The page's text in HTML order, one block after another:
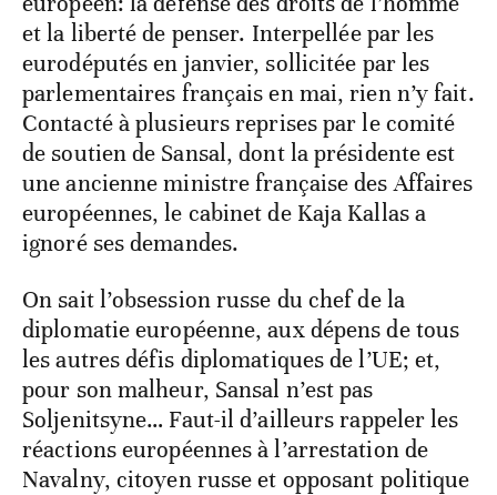
et la liberté de penser. Interpellée par les
eurodéputés en janvier, sollicitée par les
parlementaires français en mai, rien n’y fait.
Contacté à plusieurs reprises par le comité
de soutien de Sansal, dont la présidente est
une ancienne ministre française des Affaires
européennes, le cabinet de Kaja Kallas a
ignoré ses demandes.
On sait l’obsession russe du chef de la
diplomatie européenne, aux dépens de tous
les autres défis diplomatiques de l’UE; et,
pour son malheur, Sansal n’est pas
Soljenitsyne… Faut-il d’ailleurs rappeler les
réactions européennes à l’arrestation de
Navalny, citoyen russe et opposant politique